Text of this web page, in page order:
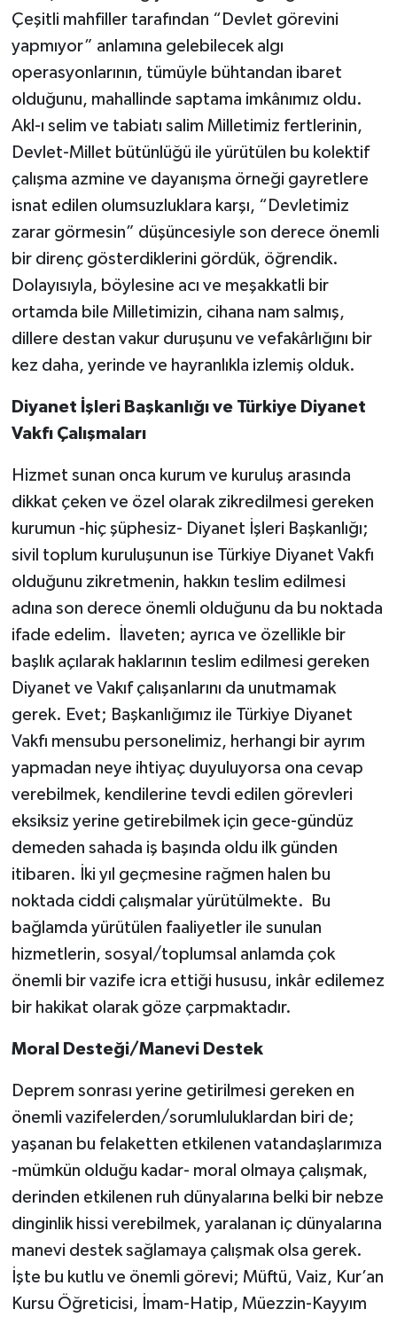
Çeşitli mahfiller tarafından “Devlet görevini
yapmıyor” anlamına gelebilecek algı
operasyonlarının, tümüyle bühtandan ibaret
olduğunu, mahallinde saptama imkânımız oldu.
Akl-ı selim ve tabiatı salim Milletimiz fertlerinin,
Devlet-Millet bütünlüğü ile yürütülen bu kolektif
çalışma azmine ve dayanışma örneği gayretlere
isnat edilen olumsuzluklara karşı, “Devletimiz
zarar görmesin” düşüncesiyle son derece önemli
bir direnç gösterdiklerini gördük, öğrendik.
Dolayısıyla, böylesine acı ve meşakkatli bir
ortamda bile Milletimizin, cihana nam salmış,
dillere destan vakur duruşunu ve vefakârlığını bir
kez daha, yerinde ve hayranlıkla izlemiş olduk.
Diyanet İşleri Başkanlığı ve Türkiye Diyanet
Vakfı Çalışmaları
Hizmet sunan onca kurum ve kuruluş arasında
dikkat çeken ve özel olarak zikredilmesi gereken
kurumun -hiç şüphesiz- Diyanet İşleri Başkanlığı;
sivil toplum kuruluşunun ise Türkiye Diyanet Vakfı
olduğunu zikretmenin, hakkın teslim edilmesi
adına son derece önemli olduğunu da bu noktada
ifade edelim. İlaveten; ayrıca ve özellikle bir
başlık açılarak haklarının teslim edilmesi gereken
Diyanet ve Vakıf çalışanlarını da unutmamak
gerek. Evet; Başkanlığımız ile Türkiye Diyanet
Vakfı mensubu personelimiz, herhangi bir ayrım
yapmadan neye ihtiyaç duyuluyorsa ona cevap
verebilmek, kendilerine tevdi edilen görevleri
eksiksiz yerine getirebilmek için gece-gündüz
demeden sahada iş başında oldu ilk günden
itibaren. İki yıl geçmesine rağmen halen bu
noktada ciddi çalışmalar yürütülmekte. Bu
bağlamda yürütülen faaliyetler ile sunulan
hizmetlerin, sosyal/toplumsal anlamda çok
önemli bir vazife icra ettiği hususu, inkâr edilemez
bir hakikat olarak göze çarpmaktadır.
Moral Desteği/Manevi Destek
Deprem sonrası yerine getirilmesi gereken en
önemli vazifelerden/sorumluluklardan biri de;
yaşanan bu felaketten etkilenen vatandaşlarımıza
-mümkün olduğu kadar- moral olmaya çalışmak,
derinden etkilenen ruh dünyalarına belki bir nebze
dinginlik hissi verebilmek, yaralanan iç dünyalarına
manevi destek sağlamaya çalışmak olsa gerek.
İşte bu kutlu ve önemli görevi; Müftü, Vaiz, Kur’an
Kursu Öğreticisi, İmam-Hatip, Müezzin-Kayyım
Çorum Müftülüğü
Denizli Müftülüğü
Diyarbakır Müftülüğü
Düzce Müftülüğü
Elazığ Müftülüğü
Erzincan Müftülüğü
Erzurum Müftülüğü
Eskişehir Müftülüğü
Giresun Müftülüğü
Gümüşhane Müftülüğü
Hakkari Müftülüğü
Hatay Müftülüğü
Iğdır Müftülüğü
Isparta Müftülüğü
İstanbul Müftülüğü
Kahramanmaraş Müftülüğü
Karabük Müftülüğü
Karaman Müftülüğü
Kars Müftülüğü
Kayseri Müftülüğü
Kilis Müftülüğü
Kırıkkale Müftülüğü
Kırklareli Müftülüğü
Kırşehir Müftülüğü
Kocaeli Müftülüğü
Biyografiler
Diyanet TV
İhtida Haberleri
YAŞAM